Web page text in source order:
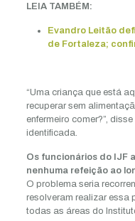
LEIA TAMBÉM:
Evandro Leitão
de Fortaleza;
“Uma criança que está
recuperar sem
enfermeiro comer?”,
identificada.
Os funcionários do IJF
nenhuma refeição ao
O problema seria
resolveram realizar essa
todas as áreas do